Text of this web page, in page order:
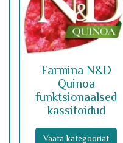
Farmina N&D
Quinoa
funktsionaalsed
kassitoidud
Vaata kategooriat